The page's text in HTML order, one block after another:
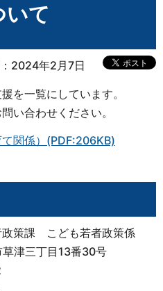
いて
2024年2月7日
を一覧にしています。
い合わせください。
関係）(PDF:206KB)
策課 こども若者政策係
津三丁目13番30号